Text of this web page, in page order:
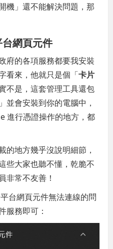
機」還不能解決問題，那
網頁元件
府的各項服務都要我安裝
看來，他就只是個「卡片
不是，這套管理工具還包
並會安裝到你的電腦中，
進行憑證操作的地方，都
的地方幾乎沒說明細節，
些大家也聽不懂，乾脆不
非常不友善！
台網頁元件無法連線的問
服務即可：